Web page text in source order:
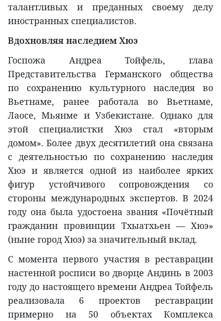
талантливых и преданных своему делу
иностранных специалистов.
Вдохновляя наследием Хюэ
Госпожа Андреа Тойфель, глава
Представительства Германского общества
по сохранению культурного наследия во
Вьетнаме, ранее работала во Вьетнаме,
Лаосе, Мьянме и Узбекистане. Однако для
этой специалистки Хюэ стал «вторым
домом». Более двух десятилетий она связана
с деятельностью по сохранению наследия
Хюэ и является одной из наиболее ярких
фигур устойчивого сопровождения со
стороны международных экспертов. В 2024
году она была удостоена звания «Почётный
гражданин провинции Тхыатхьен — Хюэ»
(ныне город Хюэ) за значительный вклад.
С момента первого участия в реставрации
настенной росписи во дворце Андинь в 2003
году до настоящего времени Андреа Тойфель
реализовала 6 проектов реставрации
примерно на 50 объектах Комплекса